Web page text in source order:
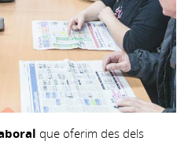
que oferim des dels